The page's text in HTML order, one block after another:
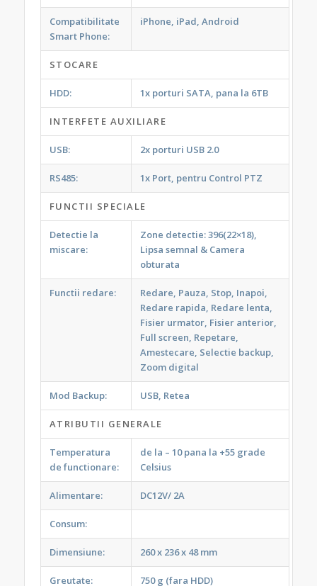
Compatibilitate
Smart Phone:
iPhone, iPad, Android
STOCARE
HDD: 1x porturi SATA, pana la 6TB
INTERFETE AUXILIARE
USB: 2x porturi USB 2.0
RS485: 1x Port, pentru Control PTZ
FUNCTII SPECIALE
Detectie la
miscare:
Zone detectie: 396(22×18),
Lipsa semnal & Camera
obturata
Functii redare:
Redare, Pauza, Stop, Inapoi,
Redare rapida, Redare lenta,
Fisier urmator, Fisier anterior,
Full screen, Repetare,
Amestecare, Selectie backup,
Zoom digital
Mod Backup: USB, Retea
ATRIBUTII GENERALE
Temperatura
de functionare:
de la – 10 pana la +55 grade
Celsius
Alimentare: DC12V/ 2A
Consum:
Dimensiune: 260 x 236 x 48 mm
Greutate: 750 g (fara HDD)